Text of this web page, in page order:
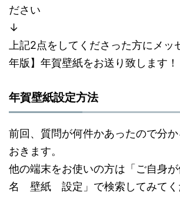
ださい
↓
上記2点をしてくださった方にメッ
年版】年賀壁紙をお送り致します！
年賀壁紙設定方法
前回、質問が何件かあったので分
おきます。
他の端末をお使いの方は「ご自身
名 壁紙 設定」で検索してみてく